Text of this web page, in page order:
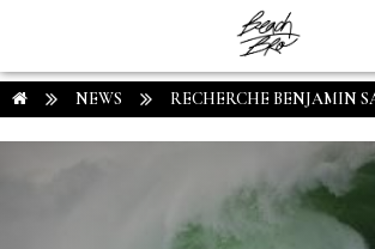
NEWS RECHERCHE BENJAMIN